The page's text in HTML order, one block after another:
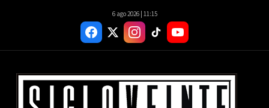
6 ago 2026 | 11:15